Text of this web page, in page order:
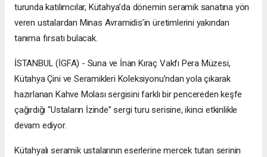
turunda katılımcılar, Kütahya’da dönemin seramik sanatına yön
veren ustalardan Minas Avramidis’in üretimlerini yakından
tanıma fırsatı bulacak.
İSTANBUL (İGFA) - Suna ve İnan Kıraç Vakfı Pera Müzesi,
Kütahya Çini ve Seramikleri Koleksiyonu’ndan yola çıkarak
hazırlanan Kahve Molası sergisini farklı bir pencereden keşfe
çağırdığı “Ustaların İzinde” sergi turu serisine, ikinci etkinlikle
devam ediyor.
Kütahyalı seramik ustalarının eserlerine mercek tutan serinin